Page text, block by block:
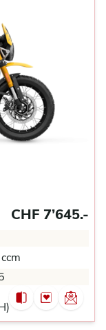
CHF 7’645.-